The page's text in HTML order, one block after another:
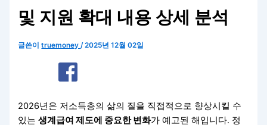
및 지원 확대 내용 상세 분석
글쓴이truemoney/2025년 12월 02일
2026년은 저소득층의 삶의 질을 직접적으로 향상시킬 수
있는생계급여 제도에 중요한 변화가 예고된 해입니다. 정